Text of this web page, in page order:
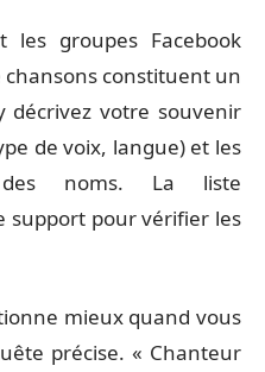
les groupes Facebook
chansons constituent un
décrivez votre souvenir
de voix, langue) et les
des noms. La liste
support pour vérifier les
mieux quand vous
précise. « Chanteur